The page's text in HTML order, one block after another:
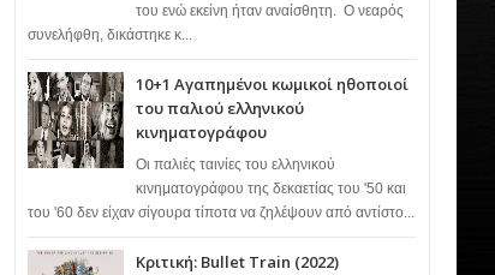
του ενώ εκείνη ήταν αναίσθητη. Ο νεαρός
συνελήφθη, δικάστηκε κ...
10+1 Αγαπημένοι κωμικοί ηθοποιοί
του παλιού ελληνικού
κινηματογράφου
Οι παλιές ταινίες του ελληνικού
κινηματογράφου της δεκαετίας του '50 και
του '60 δεν είχαν σίγουρα τίποτα να ζηλέψουν από αντίστο...
Κριτική: Bullet Train (2022)